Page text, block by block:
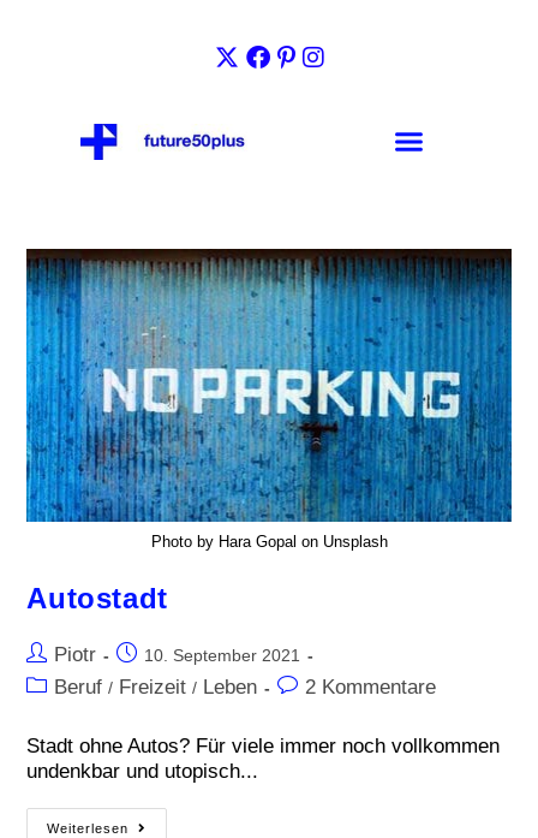
Photo by Hara Gopal on Unsplash
Autostadt
Piotr 10. September 2021
Beruf / Freizeit / Leben 2 Kommentare
Stadt ohne Autos? Für viele immer noch vollkommen
undenkbar und utopisch...
Weiterlesen